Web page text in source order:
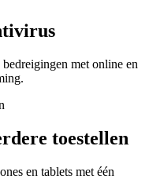
met online en
toestellen
en tablets met één